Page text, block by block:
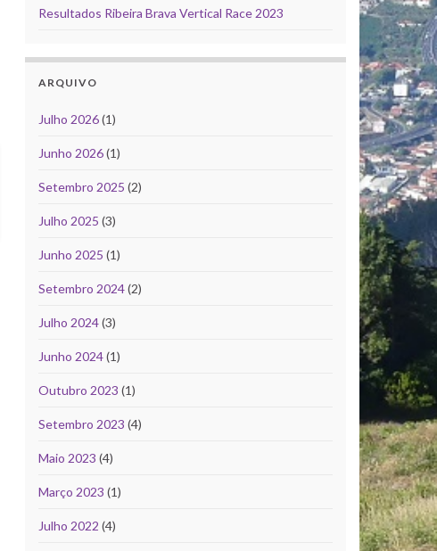
Resultados Ribeira Brava Vertical Race 2023
ARQUIVO
Julho 2026(1)
Junho 2026(1)
Setembro 2025 (2)
Julho 2025 (3)
Junho 2025 (1)
Setembro 2024(2)
Julho 2024(3)
Junho 2024(1)
Outubro 2023 (1)
Setembro 2023 (4)
Maio 2023 (4)
Março 2023 (1)
Julho 2022 (4)